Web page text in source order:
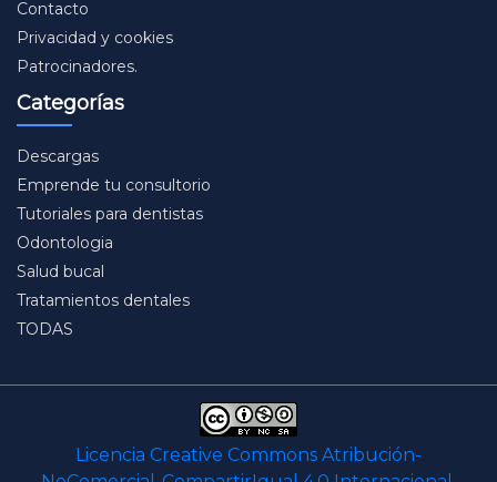
Contacto
Privacidad y cookies
Patrocinadores.
Categorías
Descargas
Emprende tu consultorio
Tutoriales para dentistas
Odontologia
Salud bucal
Tratamientos dentales
TODAS
Licencia Creative Commons Atribución-